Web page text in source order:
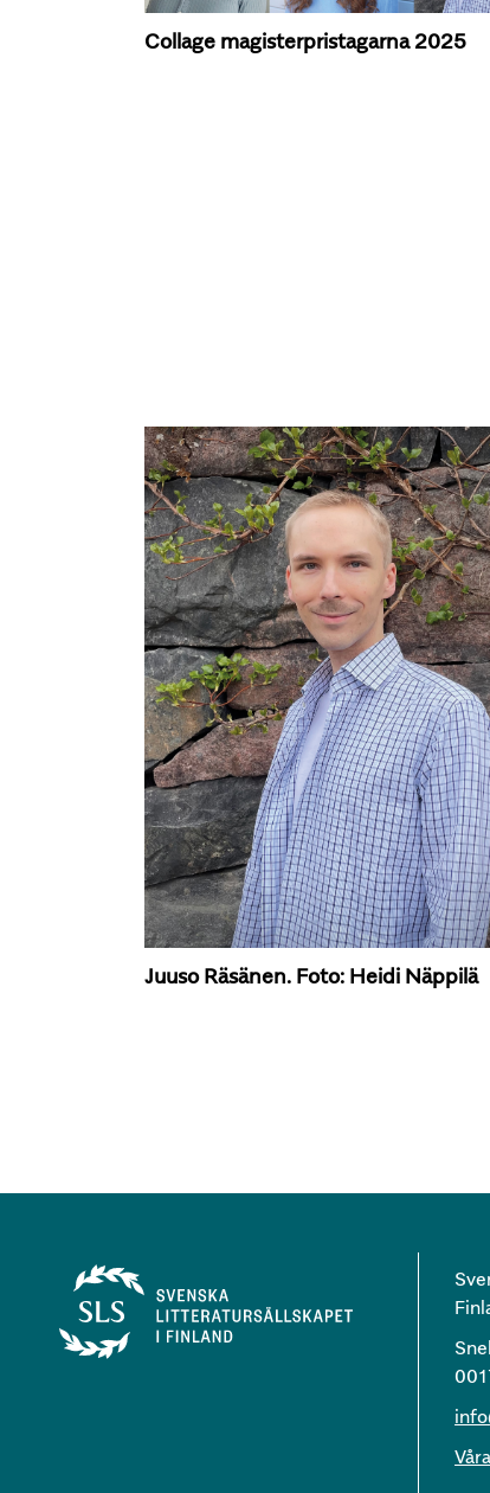
Collage magisterpristagarna 2025
Juuso Räsänen. Foto: Heidi Näppilä